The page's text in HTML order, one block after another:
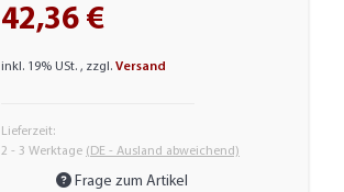
42,36 €
inkl. 19% USt. , zzgl. Versand
Lieferzeit:
2 - 3 Werktage (DE - Ausland abweichend)
Frage zum Artikel